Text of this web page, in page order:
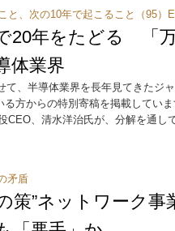
と、次の10年で起こること（95
20年をたどる 「
体業界
て、半導体業界を長年見てきたジ
方からの特別寄稿を掲載してい
CEO、清水洋治氏が、分解を通し
矛盾
策”ネットワーク